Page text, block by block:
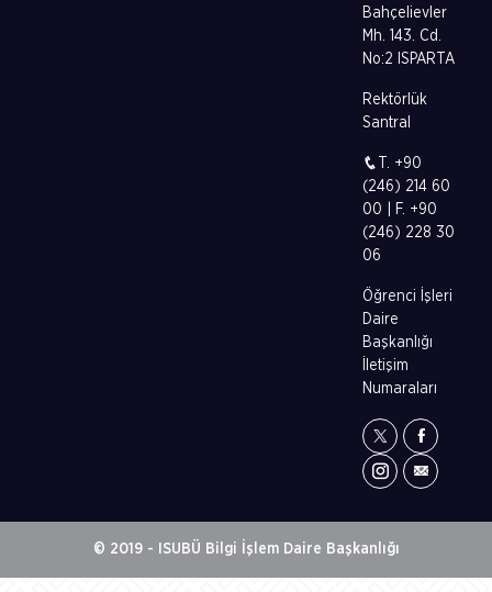
Bahçelievler
Mh. 143. Cd.
No:2 ISPARTA
Rektörlük
Santral
T. +90
(246) 214 60
00 | F. +90
(246) 228 30
06
Öğrenci İşleri
Daire
Başkanlığı
İletişim
Numaraları
© 2019 - ISUBÜ Bilgi İşlem Daire Başkanlığı